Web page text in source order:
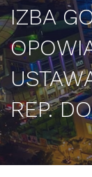
IZBA
REP.